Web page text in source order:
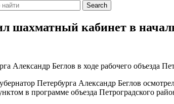
Search
шахматный кабинет в
Александр Беглов в ходе рабочего объезда
Петербурга Александр Беглов
в программе объезда Петроградского